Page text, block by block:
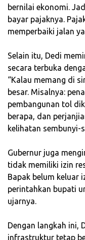
bernilai ekonomi.
bayar pajaknya.
memperbaiki jalan
‎Selain itu, Dedi
secara terbuka
“Kalau memang di
besar. Misalnya:
pembangunan tol
berapa, dan
kelihatan sembunyi-
‎Gubernur juga
tidak memiliki izin
Bapak belum keluar
perintahkan bupati
ujarnya.
‎Dengan langkah ini,
infrastruktur tetap